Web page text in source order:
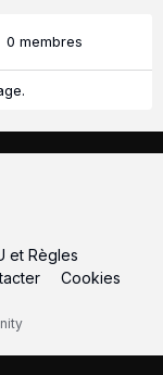
0 membres
et Règles
Cookies